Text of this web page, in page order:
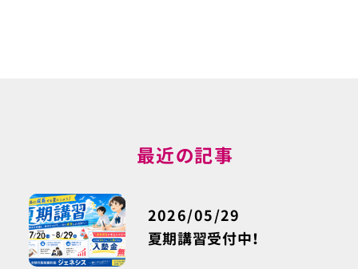
最近の記事
夏期講習受付中！
2026/05/29